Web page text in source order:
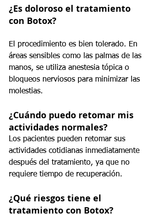
¿Es doloroso el tratamiento
con Botox?
El procedimiento es bien tolerado. En
áreas sensibles como las palmas de las
manos, se utiliza anestesia tópica o
bloqueos nerviosos para minimizar las
molestias.
¿Cuándo puedo retomar mis
actividades normales?
Los pacientes pueden retomar sus
actividades cotidianas inmediatamente
después del tratamiento, ya que no
requiere tiempo de recuperación.
¿Qué riesgos tiene el
tratamiento con Botox?